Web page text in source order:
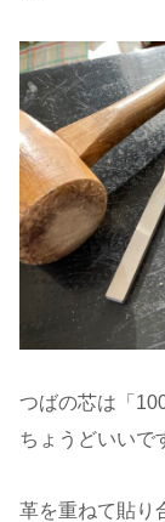
つばの芯は「
ちょうどいいで
革を重ねて貼り